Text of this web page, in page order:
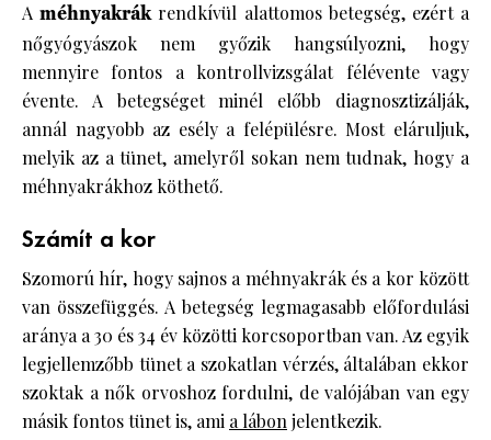
Améhnyakrákrendkívül alattomos betegség, ezért a
nőgyógyászok nem győzik hangsúlyozni, hogy
mennyire fontos a kontrollvizsgálat félévente vagy
évente. A betegséget minél előbb diagnosztizálják,
annál nagyobb az esély a felépülésre. Most eláruljuk,
melyik az a tünet, amelyről sokan nem tudnak, hogy a
méhnyakrákhoz köthető.
Számít a kor
Szomorú hír, hogy sajnos a méhnyakrák és a kor között
van összefüggés. A betegség legmagasabb előfordulási
aránya a 30 és 34 év közötti korcsoportban van. Az egyik
legjellemzőbb tünet a szokatlan vérzés, általában ekkor
szoktak a nők orvoshoz fordulni, de valójában van egy
másik fontos tünet is, ami a lábonjelentkezik.